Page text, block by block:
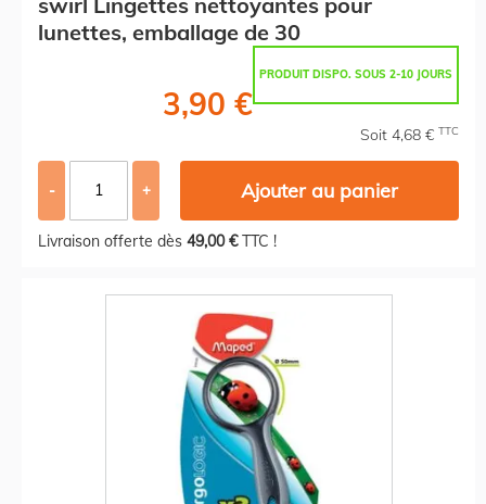
lunettes, emballage de 30
PRODUIT DISPO. SOUS 2-10 JOURS
3,90 €
Soit 4,68 € TTC
- + Ajouter au panier
Livraison offerte dès 49,00 €TTC !